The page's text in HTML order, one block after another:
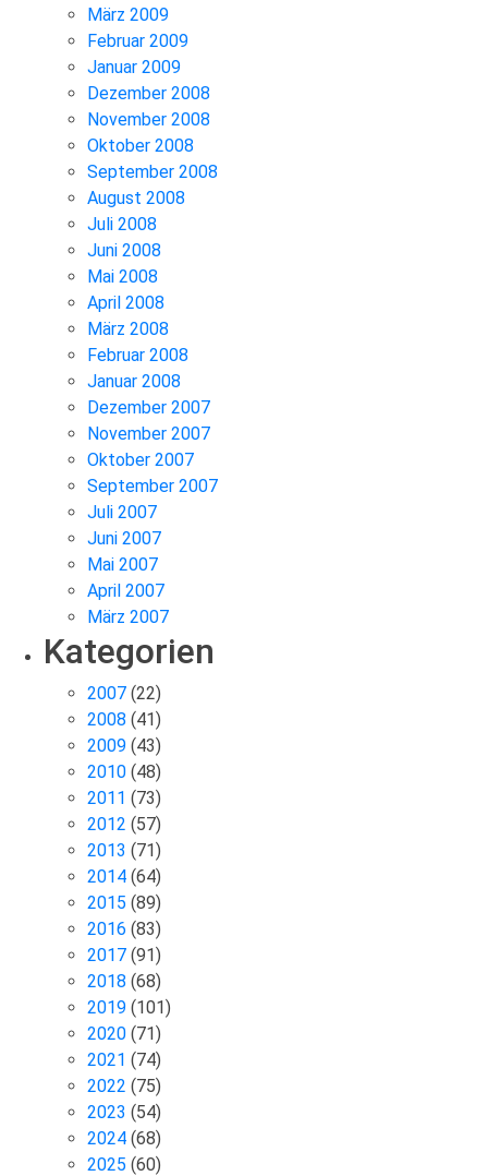
März 2009
Februar 2009
Januar 2009
Dezember 2008
November 2008
Oktober 2008
September 2008
August 2008
Juli 2008
Juni 2008
Mai 2008
April 2008
März 2008
Februar 2008
Januar 2008
Dezember 2007
November 2007
Oktober 2007
September 2007
Juli 2007
Juni 2007
Mai 2007
April 2007
März 2007
Kategorien
2007 (22)
2008 (41)
2009 (43)
2010 (48)
2011 (73)
2012 (57)
2013 (71)
2014 (64)
2015 (89)
2016 (83)
2017 (91)
2018 (68)
2019 (101)
2020 (71)
2021 (74)
2022 (75)
2023 (54)
2024 (68)
2025 (60)